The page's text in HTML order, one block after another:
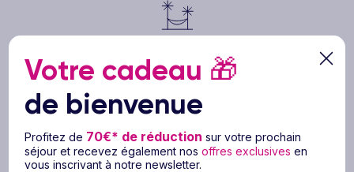
Nos assurances : réservez l'esprit serein
Disponibles en option au moment de la
réservation à partir de 25 € par personne
seulement, nos assurances vous
protègent contre les risques liés au voyage :
Votre cadeau 🎁
de bienvenue
Profitez de 70€* de réduction sur votre prochain
séjour et recevez également nosoffres exclusives en
vous inscrivant à notre newsletter.